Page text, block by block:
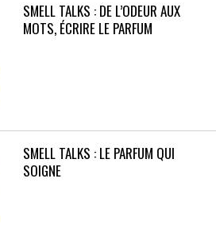
SMELL TALKS : DE L’ODEUR AUX
MOTS, ÉCRIRE LE PARFUM
SMELL TALKS : LE PARFUM QUI
SOIGNE